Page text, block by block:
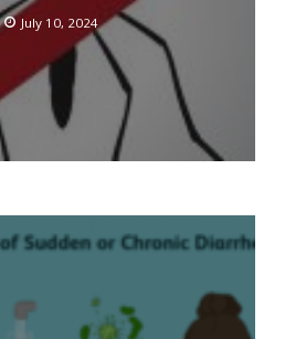
July 10, 2024